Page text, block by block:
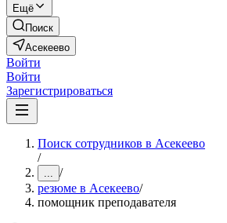
Ещё
Поиск
Асекеево
Войти
Войти
Зарегистрироваться
Поиск сотрудников в Асекеево
/
... /
резюме в Асекеево/
помощник преподавателя